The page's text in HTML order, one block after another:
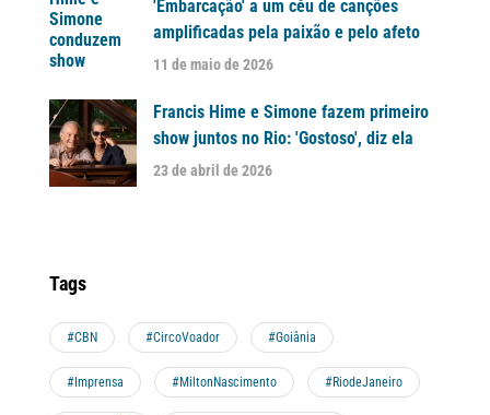
'Embarcação' a um céu de canções
amplificadas pela paixão e pelo afeto
11 de maio de 2026
Francis Hime e Simone fazem primeiro
show juntos no Rio: 'Gostoso', diz ela
23 de abril de 2026
Tags
#CBN #CircoVoador #Goiânia
#Imprensa #MiltonNascimento #RiodeJaneiro